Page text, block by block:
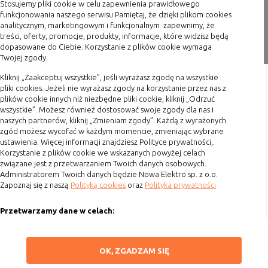
Stosujemy pliki cookie w celu zapewnienia prawidłowego
funkcjonowania naszego serwisu Pamiętaj, że dzięki plikom cookies
analitycznym, marketingowym i funkcjonalnym zapewnimy, że
treści, oferty, promocje, produkty, informacje, które widzisz będą
dopasowane do Ciebie. Korzystanie z plików cookie wymaga
Twojej zgody.
Kliknij „Zaakceptuj wszystkie”, jeśli wyrażasz zgodę na wszystkie
pliki cookies. Jeżeli nie wyrażasz zgody na korzystanie przez nas z
plików cookie innych niż niezbędne pliki cookie, kliknij „Odrzuć
wszystkie”. Możesz również dostosować swoje zgody dla nas i
naszych partnerów, kliknij „Zmieniam zgody”. Każdą z wyrażonych
zgód możesz wycofać w każdym momencie, zmieniając wybrane
ustawienia. Więcej informacji znajdziesz Polityce prywatności,.
Korzystanie z plików cookie we wskazanych powyżej celach
związane jest z przetwarzaniem Twoich danych osobowych.
Administratorem Twoich danych będzie Nowa Elektro sp. z o.o.
Zapoznaj się z naszą Polityką cookies oraz Polityka prywatności
Przetwarzamy dane w celach:
treści i reklam oraz ich pomiaru, tworzenia statystyk, poprawy
OK, ZGADZAM SIĘ
nie powinna uniemożliwić zupełnego
krzystania z niej,
- służą bardzo ważnym funkcjonalnościom
serwisu, ich zablokowanie spowoduje, że
Biznesowe
Umożliwiają realizację modelu
biznesowego w oparciu o który
udostępniona jest witryna, ich
zablokowanie nie spowoduje
niedostępności całości funkcjonalności
serwisu, ale może obniżyć poziom
świadczenia usługi ze względu na brak
możliwości realizacji przez właściciela
witryny przychodów subsydiujących
np. cookies reklamowe.
B. Ze względu na czas przez jaki cookie będzie
Blog
Zakupy
Terminy realizacji
Koszty przesyłki
Dostawa
Reklamacje
Zwrot towaru
Kontakt
Szybki kontakt
Godziny otwarcia: Pon.-Pt. 8-16
sklep@elektrozysk.pl